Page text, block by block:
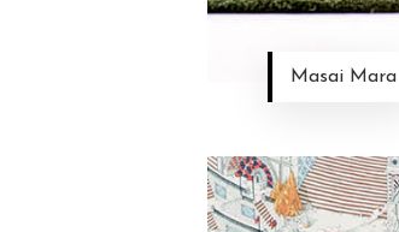
Masai Mara